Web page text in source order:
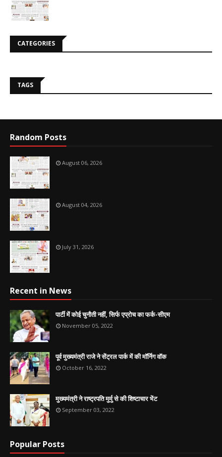
CATEGORIES
TAGS
Random Posts
August 06, 2026
August 04, 2026
July 31, 2026
Recent in News
पार्टी में कोई चुनौती नहीं, सिर्फ एप्रोच का फर्क-सीएम
November 05, 2022
पूर्व मुख्यमंत्री राजे ने सेंट्रल पार्क में की मॉर्निग वॉक
October 16, 2022
मुख्यमंत्री ने राष्ट्रपति मुर्मु से की शिष्टाचार भेंट
September 03, 2022
Popular Posts